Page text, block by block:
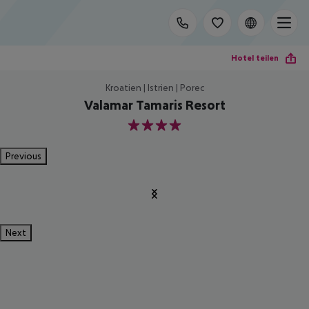
Hotel teilen
Kroatien | Istrien | Porec
Valamar Tamaris Resort
4
Previous
Next